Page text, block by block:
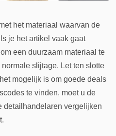
het materiaal waarvan de
je het artikel vaak gaat
een duurzaam materiaal te
slijtage. Let ten slotte
mogelijk is om goede deals
te vinden, moet u de
detailhandelaren vergelijken